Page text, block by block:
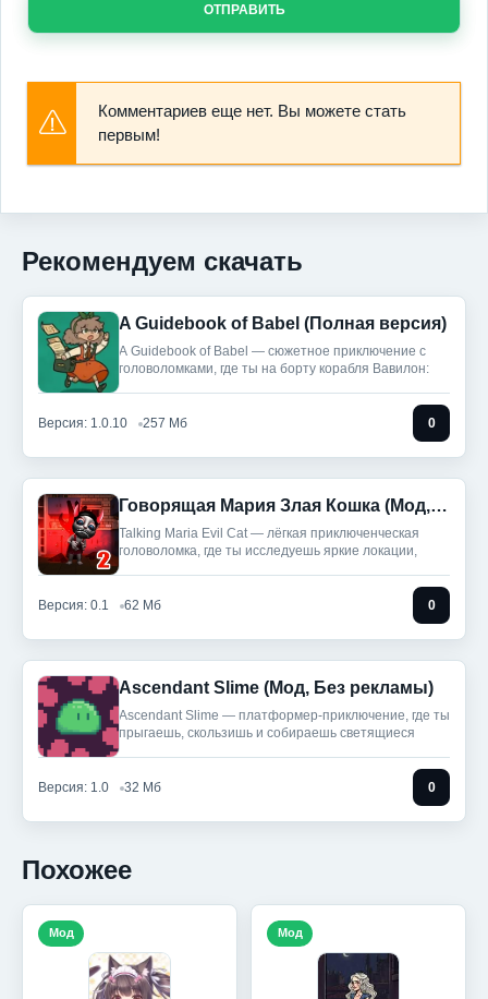
ОТПРАВИТЬ
Комментариев еще нет. Вы можете стать
первым!
Рекомендуем скачать
A Guidebook of Babel (Полная версия)
A Guidebook of Babel — сюжетное приключение с
головоломками, где ты на борту корабля Вавилон:
Версия: 1.0.10 257 Мб 0
Говорящая Мария Злая Кошка (Мод, Бесплатные награды)
Talking Maria Evil Cat — лёгкая приключенческая
головоломка, где ты исследуешь яркие локации,
Версия: 0.1 62 Мб 0
Ascendant Slime (Мод, Без рекламы)
Ascendant Slime — платформер-приключение, где ты
прыгаешь, скользишь и собираешь светящиеся
Версия: 1.0 32 Мб 0
Похожее
Мод Мод